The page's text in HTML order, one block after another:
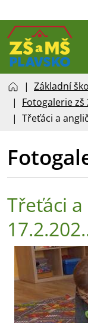
Základní
Fotogalerie zš
Třeťáci a
Třeťáci